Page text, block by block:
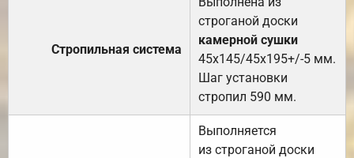
Стропильная система
строганой доски
камерной сушки
45х145/45х195+/-5 мм.
Шаг установки
стропил 590 мм.
Выполняется
из строганой доски